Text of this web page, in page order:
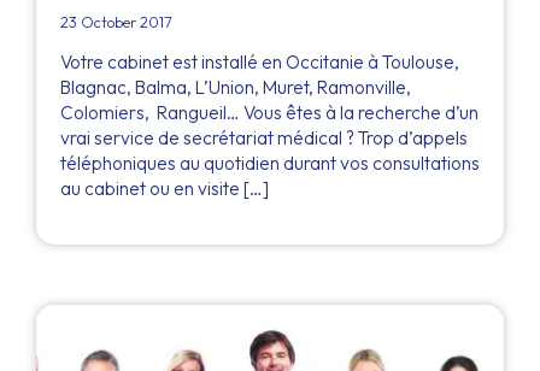
23 October 2017
Votre cabinet est installé en Occitanie à Toulouse,
Blagnac, Balma, L’Union, Muret, Ramonville,
Colomiers, Rangueil… Vous êtes à la recherche d’un
vrai service de secrétariat médical ? Trop d’appels
téléphoniques au quotidien durant vos consultations
au cabinet ou en visite […]